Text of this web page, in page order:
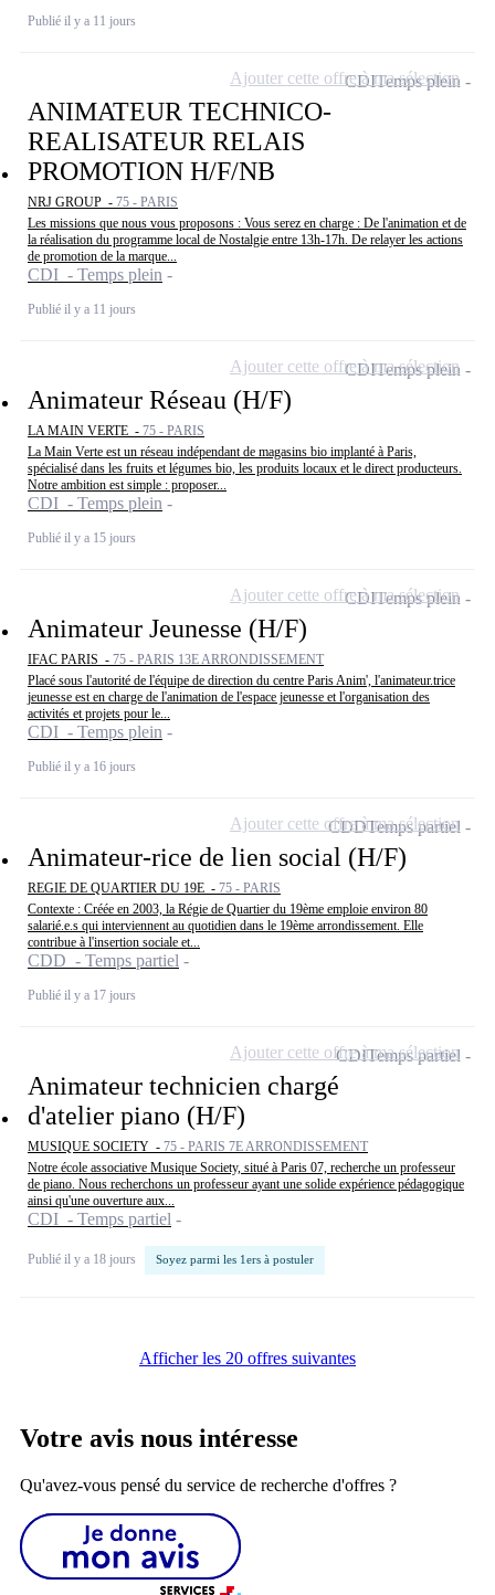
Publié il y a 11 jours
ANIMATEUR TECHNICO-
REALISATEUR RELAIS
PROMOTION H/F/NB
NRJ GROUP - 75 - PARIS
Les missions que nous vous proposons : Vous serez en charge : De l'animation et de
la réalisation du programme local de Nostalgie entre 13h-17h. De relayer les actions
de promotion de la marque...
CDI - Temps plein
Publié il y a 11 jours
CDITemps plein
Ajouter cette offre à ma sélection
Animateur Réseau (H/F)
LA MAIN VERTE - 75 - PARIS
La Main Verte est un réseau indépendant de magasins bio implanté à Paris,
spécialisé dans les fruits et légumes bio, les produits locaux et le direct producteurs.
Notre ambition est simple : proposer...
CDI - Temps plein
Publié il y a 15 jours
CDITemps plein
Ajouter cette offre à ma sélection
Animateur Jeunesse (H/F)
IFAC PARIS - 75 - PARIS 13E ARRONDISSEMENT
Placé sous l'autorité de l'équipe de direction du centre Paris Anim', l'animateur.trice
jeunesse est en charge de l'animation de l'espace jeunesse et l'organisation des
activités et projets pour le...
CDI - Temps plein
Publié il y a 16 jours
CDITemps plein
Ajouter cette offre à ma sélection
Animateur-rice de lien social (H/F)
REGIE DE QUARTIER DU 19E - 75 - PARIS
Contexte : Créée en 2003, la Régie de Quartier du 19ème emploie environ 80
salarié.e.s qui interviennent au quotidien dans le 19ème arrondissement. Elle
contribue à l'insertion sociale et...
CDD - Temps partiel
Publié il y a 17 jours
CDDTemps partiel
Ajouter cette offre à ma sélection
Animateur technicien chargé
d'atelier piano (H/F)
MUSIQUE SOCIETY - 75 - PARIS 7E ARRONDISSEMENT
Notre école associative Musique Society, situé à Paris 07, recherche un professeur
de piano. Nous recherchons un professeur ayant une solide expérience pédagogique
ainsi qu'une ouverture aux...
CDI - Temps partiel
Publié il y a 18 jours Soyez parmi les 1ers à postuler
CDITemps partiel
Ajouter cette offre à ma sélection
Afficher les 20 offres suivantes
Votre avis nous intéresse
Qu'avez-vous pensé du service de recherche d'offres ?